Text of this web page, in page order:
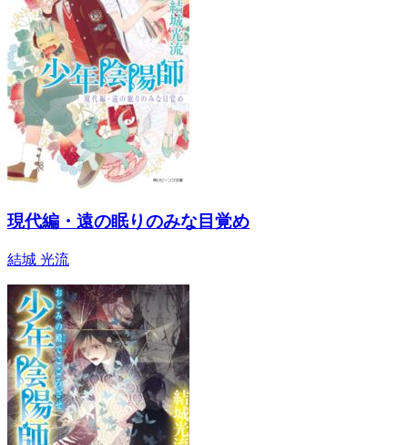
現代編・遠の眠りのみな目覚め
結城 光流